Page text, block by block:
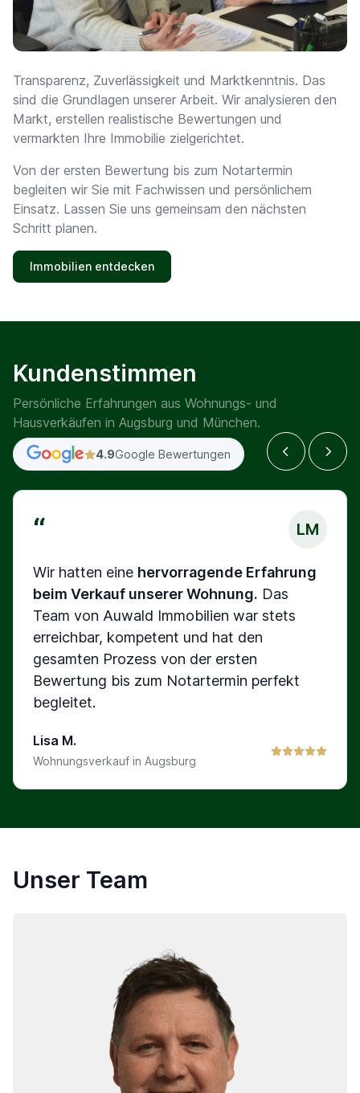
Transparenz, Zuverlässigkeit und Marktkenntnis. Das
sind die Grundlagen unserer Arbeit. Wir analysieren den
Markt, erstellen realistische Bewertungen und
vermarkten Ihre Immobilie zielgerichtet.
Von der ersten Bewertung bis zum Notartermin
begleiten wir Sie mit Fachwissen und persönlichem
Einsatz. Lassen Sie uns gemeinsam den nächsten
Schritt planen.
Immobilien entdecken
Kundenstimmen
Persönliche Erfahrungen aus Wohnungs- und
Hausverkäufen in Augsburg und München.
4.9Google Bewertungen
“ LM
Wir hatten eine hervorragende Erfahrung
beim Verkauf unserer Wohnung. Das
Team von Auwald Immobilien war stets
erreichbar, kompetent und hat den
gesamten Prozess von der ersten
Bewertung bis zum Notartermin perfekt
begleitet.
Lisa M.
Wohnungsverkauf in Augsburg
Unser Team